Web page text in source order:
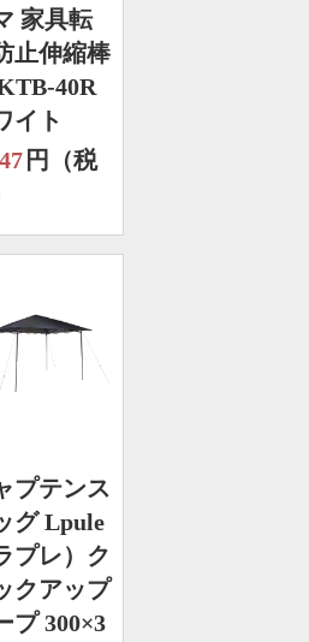
家具転
止伸縮棒
40R
イト
円（税
プテンス
グ Lpule
プレ）ク
クアップ
プ 300×3